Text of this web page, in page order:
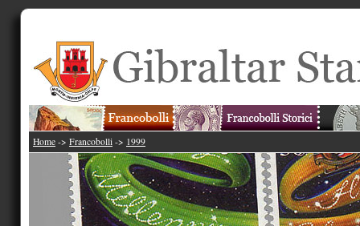
Home -> Francobolli -> 1999